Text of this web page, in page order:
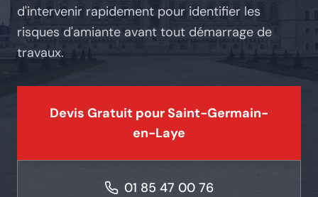
d'intervenir rapidement pour identifier les
risques d'amiante avant tout démarrage de
travaux.
Devis Gratuit pour Saint-Germain-
en-Laye
01 85 47 00 76